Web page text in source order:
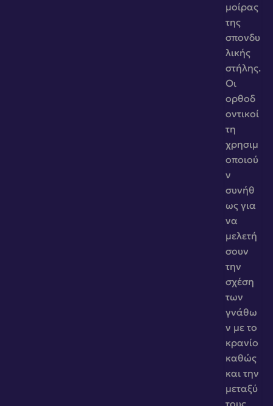
μοίρας
της
σπονδυ
λικής
στήλης.
Οι
ορθοδ
οντικοί
τη
χρησιμ
οποιού
ν
συνήθ
ως για
να
μελετή
σουν
την
σχέση
των
γνάθω
ν με το
κρανίο
καθώς
και την
μεταξύ
τους